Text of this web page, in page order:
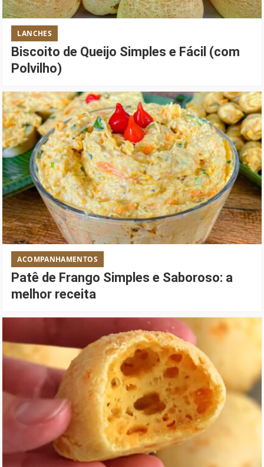
LANCHES
Biscoito de Queijo Simples e Fácil (com
Polvilho)
ACOMPANHAMENTOS
Patê de Frango Simples e Saboroso: a
melhor receita